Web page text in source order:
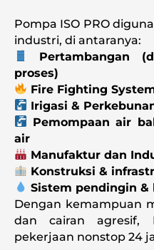
Pompa ISO PRO
industri, di antaranya:
Pertambangan
proses)
Fire Fighting
Irigasi &
Pemompaan air
air
Manufaktur dan
Konstruksi &
Sistem pendingin &
Dengan kemampuan
dan cairan agresif,
pekerjaan nonstop 24